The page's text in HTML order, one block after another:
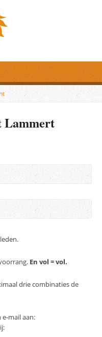
Lammert
En vol = vol.
drie combinaties de
mail aan: